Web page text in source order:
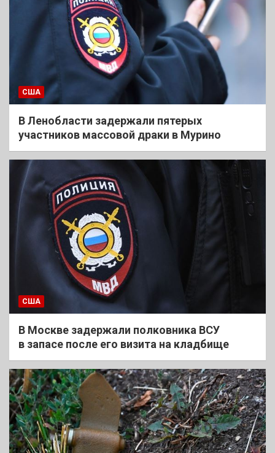
США
В Ленобласти задержали пятерых
участников массовой драки в Мурино
США
В Москве задержали полковника ВСУ
в запасе после его визита на кладбище